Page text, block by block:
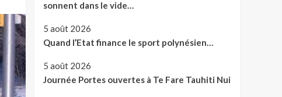
sonnent dans le vide…
5 août 2026
Quand l’Etat finance le sport polynésien…
5 août 2026
Journée Portes ouvertes à Te Fare Tauhiti Nui